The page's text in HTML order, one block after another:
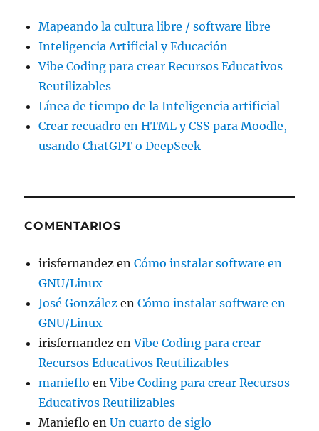
Mapeando la cultura libre / software libre
Inteligencia Artificial y Educación
Vibe Coding para crear Recursos Educativos
Reutilizables
Línea de tiempo de la Inteligencia artificial
Crear recuadro en HTML y CSS para Moodle,
usando ChatGPT o DeepSeek
COMENTARIOS
irisfernandez enCómo instalar software en
GNU/Linux
José González enCómo instalar software en
GNU/Linux
irisfernandez enVibe Coding para crear
Recursos Educativos Reutilizables
manieflo enVibe Coding para crear Recursos
Educativos Reutilizables
Manieflo enUn cuarto de siglo